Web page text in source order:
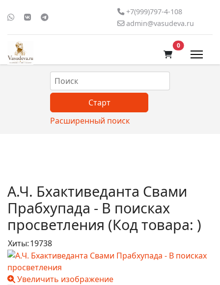
+7(999)797-4-108
admin@vasudeva.ru
0В корзину
Расширенный поиск
А.Ч. Бхактиведанта Свами
Прабхупада - В поисках
просветления (Код товара: )
Хиты:19738
Увеличить изображение